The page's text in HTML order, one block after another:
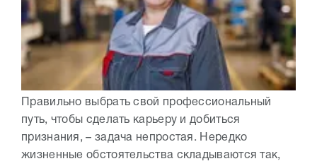
Правильно выбрать свой профессиональный
путь, чтобы сделать карьеру и добиться
признания, – задача непростая. Нередко
жизненные обстоятельства складываются так,